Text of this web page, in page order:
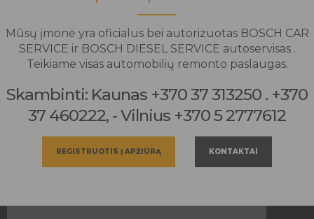
Mūsų įmonė yra oficialus bei autorizuotas BOSCH CAR
SERVICE ir BOSCH DIESEL SERVICE autoservisas .
Teikiame visas automobilių remonto paslaugas.
Skambinti: Kaunas +370 37 313250 . +370
37 460222, - Vilnius +370 5 2777612
REGISTRUOTIS Į APŽIŪRĄ KONTAKTAI